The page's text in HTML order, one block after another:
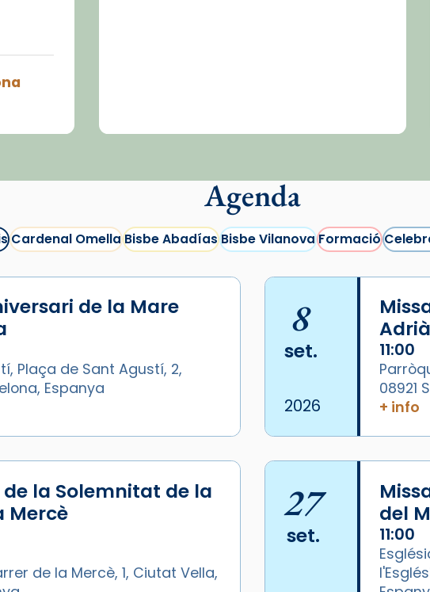
de
de
XIV
Agenda
Cardenal OmellaBisbe AbadíasBisbe VilanovaFormació
de la Mare
Plaça de Sant Agustí, 2,
Espanya
8
set.
2026
11:00
08921
+ info
la Solemnitat de la
Mercè
de la Mercè, 1, Ciutat Vella,
27
set.
del
11:00